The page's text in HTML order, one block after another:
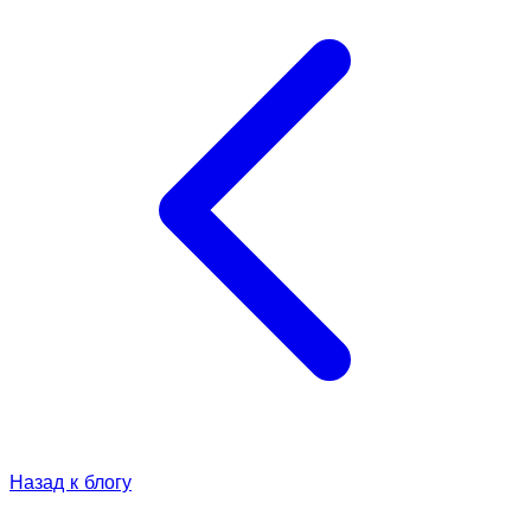
Назад к блогу